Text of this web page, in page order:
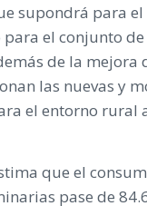
supondrá para
el conjunto de
de la mejora
las nuevas y
el entorno rural
que el
pase de